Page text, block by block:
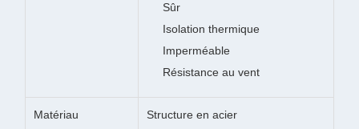
Sûr
Isolation thermique
Imperméable
Résistance au vent
Matériau Structure en acier